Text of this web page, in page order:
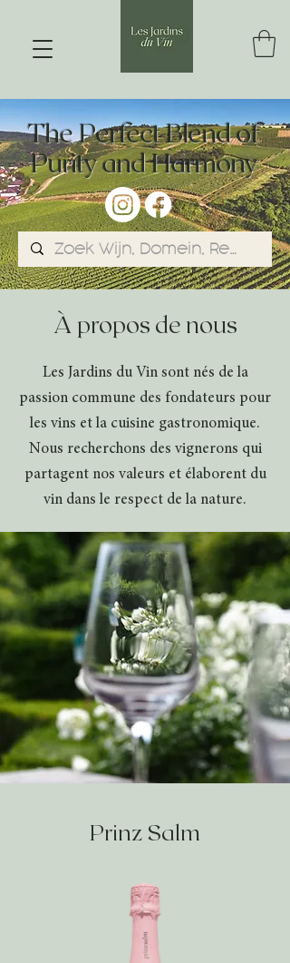
The Perfect Blend of
Purity and Harmony
À propos de nous
Les Jardins du Vin sont nés de la
passion commune des fondateurs pour
les vins et la cuisine gastronomique.
Nous recherchons des vignerons qui
partagent nos valeurs et élaborent du
vin dans le respect de la nature.
Prinz Salm